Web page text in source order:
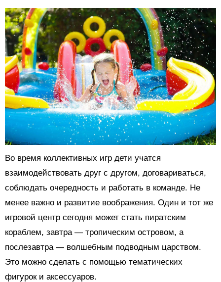
Во время коллективных игр дети учатся
взаимодействовать друг с другом, договариваться,
соблюдать очередность и работать в команде. Не
менее важно и развитие воображения. Один и тот же
игровой центр сегодня может стать пиратским
кораблем, завтра — тропическим островом, а
послезавтра — волшебным подводным царством.
Это можно сделать с помощью тематических
фигурок и аксессуаров.